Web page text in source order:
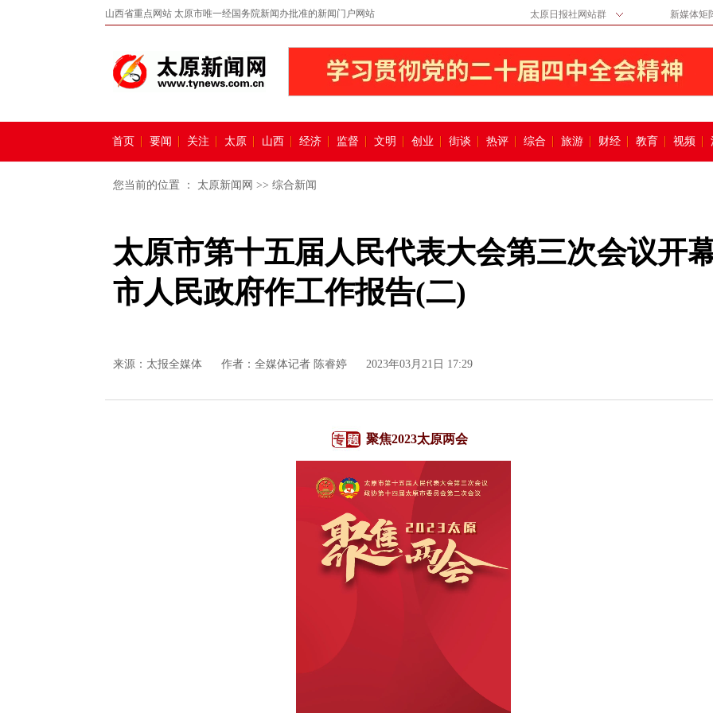
山西省重点网站 太原市唯一经国务院新闻办批准的新闻门户网站 太原日报社网站群 新媒体矩
首页 要闻 关注 太原 山西 经济 监督 文明 创业 街谈 热评 综合 旅游 财经 教育 视频
您当前的位置 ： 太原新闻网 >> 综合新闻
太原市第十五届人民代表大会第三次会议开
市人民政府作工作报告(二)
来源： 太报全媒体 作者：全媒体记者 陈睿婷 2023年03月21日 17:29
聚焦2023太原两会